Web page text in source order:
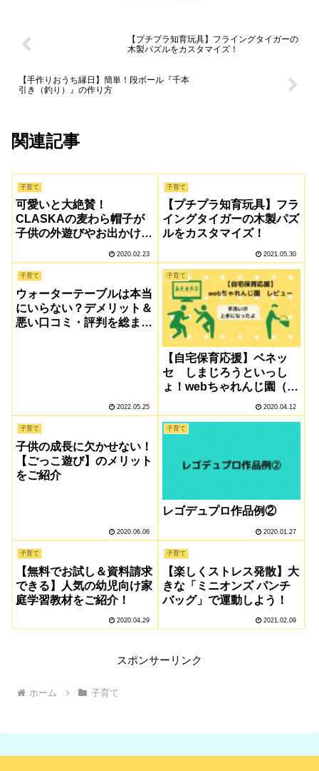
【プチプラ知育玩具】フライングタイガーの
木製パズルをカスタマイズ！
【手作りおうち縁日】簡単！段ボール『千本
引き（釣り）』の作り方
関連記事
子育て
可愛いと大絶賛！
CLASKAの麦わら帽子が
子供の外遊びやお出かけに
2020.02.23
子育て
【プチプラ知育玩具】フラ
イングタイガーの木製パズ
ルをカスタマイズ！
2021.05.30
子育て
ウォーターテーブルは本当
にいらない？デメリット＆
悪い口コミ・評判を総まと
2022.05.25
子育て
【自宅保育応援】ベネッ
セ しまじろうといっし
ょ！webちゃれんじ園（オ
みました
2020.04.12
子育て
子供の成長に欠かせない！
【ごっこ遊び】のメリット
をご紹介
2020.06.06
子育て
レゴデュプロ作品例②
2020.01.27
子育て
【無料でお試し＆資料請求
できる】人気の幼児向け家
庭学習教材をご紹介！
2020.04.29
子育て
【楽しくストレス発散】大
きな「ミニオンズ パンチ
バッグ」で運動しよう！
2021.02.09
スポンサーリンク
ホーム 子育て